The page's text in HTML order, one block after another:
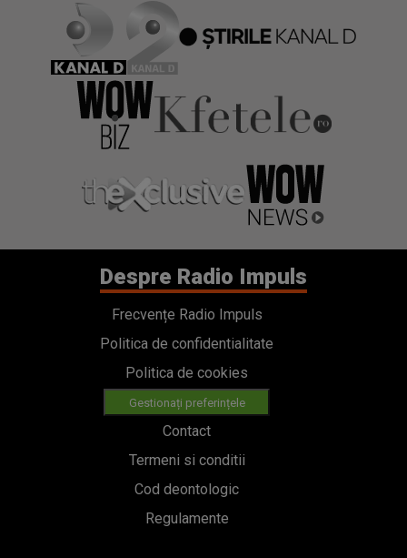
Despre Radio Impuls
Frecvențe Radio Impuls
Politica de confidentialitate
Politica de cookies
Gestionați preferințele
Contact
Termeni si conditii
Cod deontologic
Regulamente